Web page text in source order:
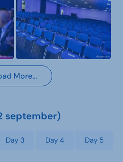
More…
september)
Day 3 Day 4 Day 5